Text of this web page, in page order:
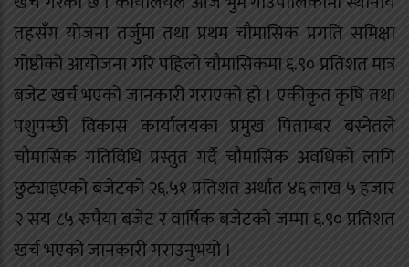
तहसँग योजना तर्जुमा तथा प्रथम चौमासिक प्रगति समिक्षा
गोष्ठीको आयोजना गरि पहिलो चौमासिकमा ६.९० प्रतिशत मात्र
बजेट खर्च भएको जानकारी गराएको हो । एकीकृत कृषि तथा
पशुपन्छी विकास कार्यालयका प्रमुख पिताम्बर बस्नेतले
चौमासिक गतिविधि प्रस्तुत गर्दै चौमासिक अवधिको लागि
छुट्याइएको बजेटको २६.५१ प्रतिशत अर्थात ४६ लाख ५ हजार
२ सय ८५ रुपैया बजेट र वार्षिक बजेटको जम्मा ६.९० प्रतिशत
खर्च भएको जानकारी गराउनुभयो ।